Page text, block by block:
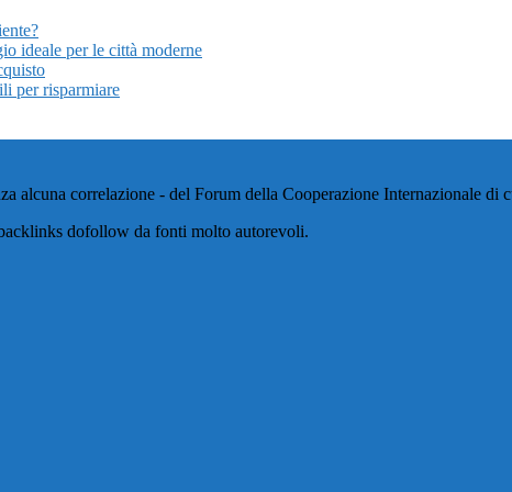
ideale per le città moderne
per risparmiare
alcuna correlazione - del Forum della Cooperazione Internazionale di
dofollow da fonti molto autorevoli.